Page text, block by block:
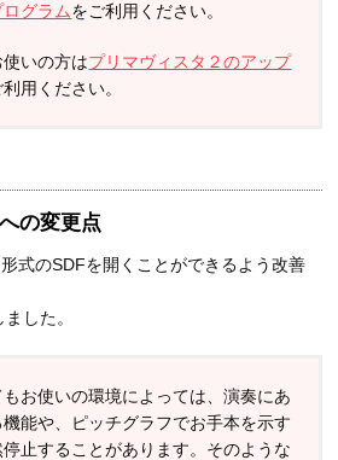
グラムをご利用ください。
いの方はプリマヴィスタ２のアップ
用ください。
の変更点
式のSDFを開くことができるよう改善
した。
お使いの環境によっては、演奏にあ
能や、ピッチグラフでお手本を示す
止することがあります。そのような